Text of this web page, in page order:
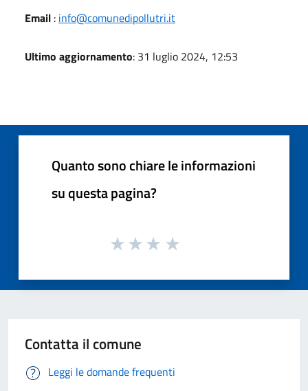
Email : info@comunedipollutri.it
Ultimo aggiornamento: 31 luglio 2024, 12:53
Quanto sono chiare le informazioni
su questa pagina?
Contatta il comune
Leggi le domande frequenti